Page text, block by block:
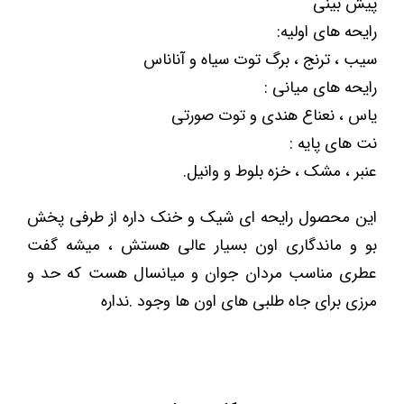
رایحه های اولیه:
سیب ، ترنج ، برگ توت سیاه و آناناس
رایحه های میانی :
یاس ، نعناع هندی و توت صورتی
نت های پایه :
عنبر ، مشک ، خزه بلوط و وانیل.
این محصول رایحه ای شیک و خنک داره از طرفی پخش
بو و ماندگاری اون بسیار عالی هستش ، میشه گفت
عطری مناسب مردان جوان و میانسال هست که حد و
مرزی برای جاه طلبی های اون ها وجود .نداره